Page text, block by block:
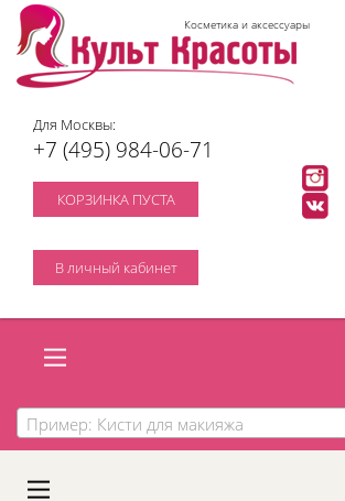
Косметика и аксессуары
Для Москвы:
+7 (495) 984-06-71
КОРЗИНКА ПУСТА
В личный кабинет
Пример: Кисти для макияжа
A
C
D